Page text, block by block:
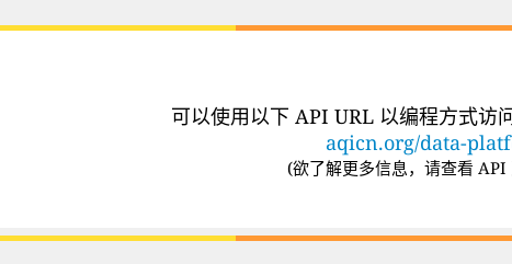
可以使用以下 API URL 以编程方式访
aqicn.org/data-
(欲了解更多信息，请查看 API